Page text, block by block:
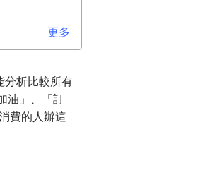
更多
分析比較所有
油」、「訂
費的人辦這